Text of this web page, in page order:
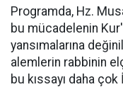
Programda, Hz.
bu mücadelenin
yansımalarına
alemlerin rabbinin
bu kıssayı daha